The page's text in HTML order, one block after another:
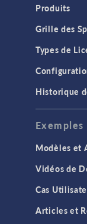
Produits
Grille des
Types de
Historique
Modèles et
Vidéos de
Cas
Articles et